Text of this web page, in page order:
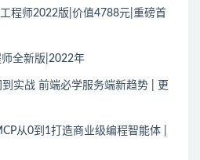
程师2022版|价值4788元|重磅首
全新版|2022年
到实战 前端必学服务端新趋势 | 更
从0到1打造商业级编程智能体 |